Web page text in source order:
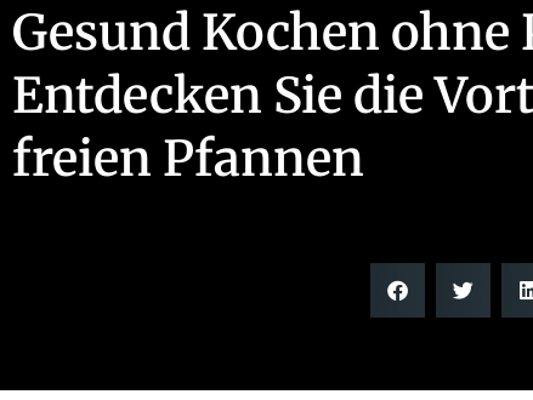
Gesund Kochen ohne
Entdecken Sie die
freien Pfannen